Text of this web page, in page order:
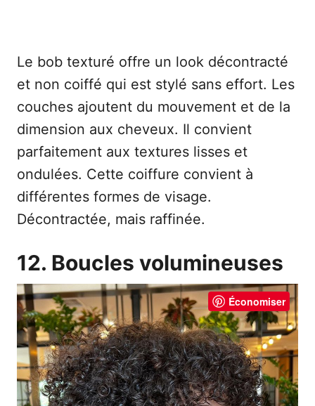
Le bob texturé offre un look décontracté
et non coiffé qui est stylé sans effort. Les
couches ajoutent du mouvement et de la
dimension aux cheveux. Il convient
parfaitement aux textures lisses et
ondulées. Cette coiffure convient à
différentes formes de visage.
Décontractée, mais raffinée.
12. Boucles volumineuses
Économiser